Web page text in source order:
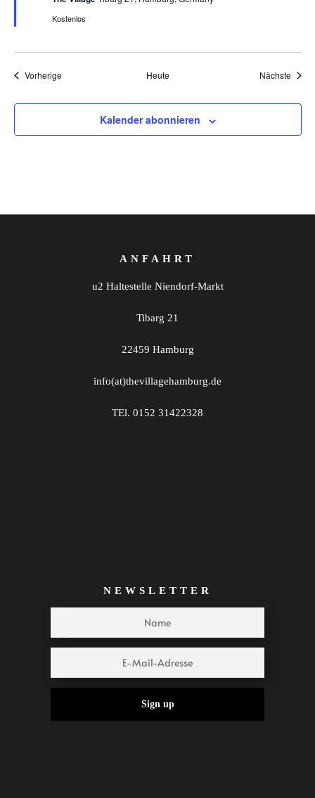
Kostenlos
VorherigeVeranstaltungen Heute Nächste
Kalender abonnieren
ANFAHRT
u2 Haltestelle Niendorf-Markt
Tibarg 21
22459 Hamburg
info(at)thevillagehamburg.de
TEl. 0152 31422328
NEWSLETTER
Sign up